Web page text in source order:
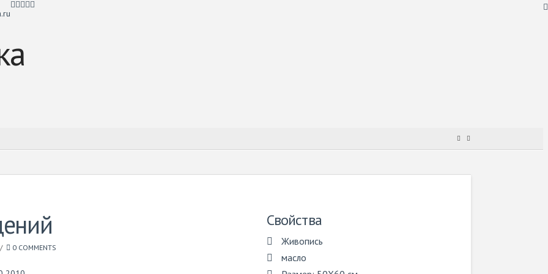
0 COMMENTS
Свойства
Живопись
масло